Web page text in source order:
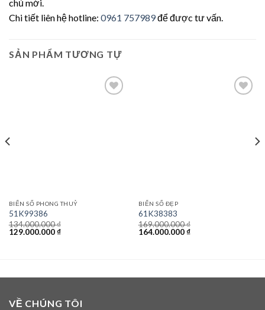
chủ mới.
Chi tiết liên hệ hotline: 0961 757989để được tư vấn.
SẢN PHẨM TƯƠNG TỰ
BIỂN SỐ PHONG THUỶ
51K99386
134.000.000₫
Giá
129.000.000₫Giá
BIỂN SỐ ĐẸP
61K38383
169.000.000₫
Giá
164.000.000₫Giá
VỀ CHÚNG TÔI